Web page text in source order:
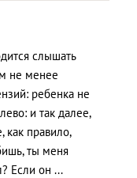
слышать
не менее
ребенка не
и так далее,
как правило,
ты меня
Если он ...